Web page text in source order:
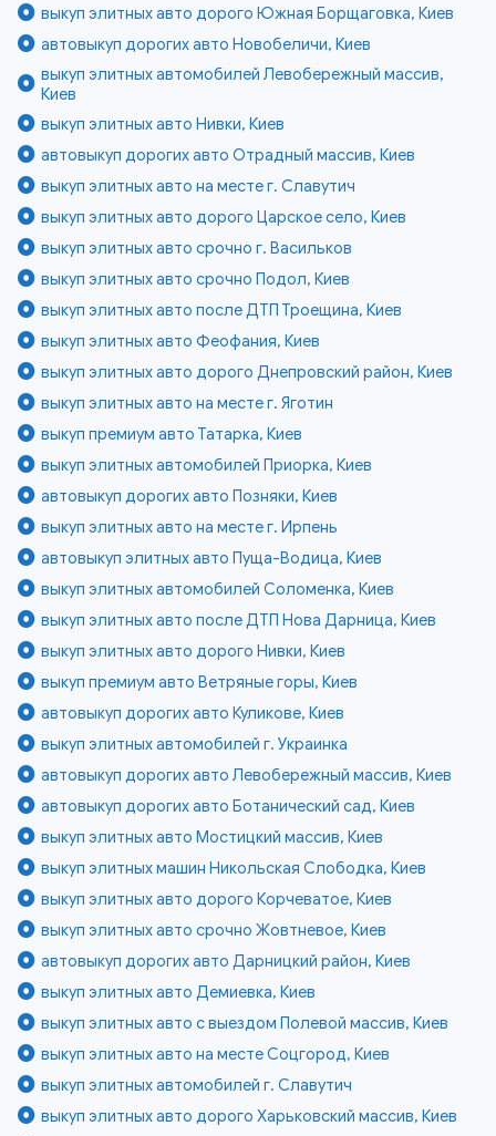
выкуп элитных авто дорого Южная Борщаговка, Киев
автовыкуп дорогих авто Новобеличи, Киев
выкуп элитных автомобилей Левобережный массив,
Киев
выкуп элитных авто Нивки, Киев
автовыкуп дорогих авто Отрадный массив, Киев
выкуп элитных авто на месте г. Славутич
выкуп элитных авто дорого Царское село, Киев
выкуп элитных авто срочно г. Васильков
выкуп элитных авто срочно Подол, Киев
выкуп элитных авто после ДТП Троещина, Киев
выкуп элитных авто Феофания, Киев
выкуп элитных авто дорого Днепровский район, Киев
выкуп элитных авто на месте г. Яготин
выкуп премиум авто Татарка, Киев
выкуп элитных автомобилей Приорка, Киев
автовыкуп дорогих авто Позняки, Киев
выкуп элитных авто на месте г. Ирпень
автовыкуп элитных авто Пуща-Водица, Киев
выкуп элитных автомобилей Соломенка, Киев
выкуп элитных авто после ДТП Нова Дарница, Киев
выкуп элитных авто дорого Нивки, Киев
выкуп премиум авто Ветряные горы, Киев
автовыкуп дорогих авто Куликове, Киев
выкуп элитных автомобилей г. Украинка
автовыкуп дорогих авто Левобережный массив, Киев
автовыкуп дорогих авто Ботанический сад, Киев
выкуп элитных авто Мостицкий массив, Киев
выкуп элитных машин Никольская Слободка, Киев
выкуп элитных авто дорого Корчеватое, Киев
выкуп элитных авто срочно Жовтневое, Киев
автовыкуп дорогих авто Дарницкий район, Киев
выкуп элитных авто Демиевка, Киев
выкуп элитных авто с выездом Полевой массив, Киев
выкуп элитных авто на месте Соцгород, Киев
выкуп элитных автомобилей г. Славутич
выкуп элитных авто дорого Харьковский массив, Киев